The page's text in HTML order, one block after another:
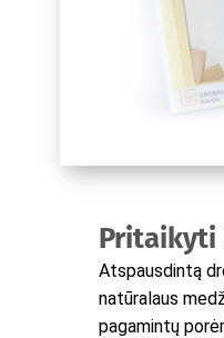
Atspausdintą
natūralaus
pagamintų